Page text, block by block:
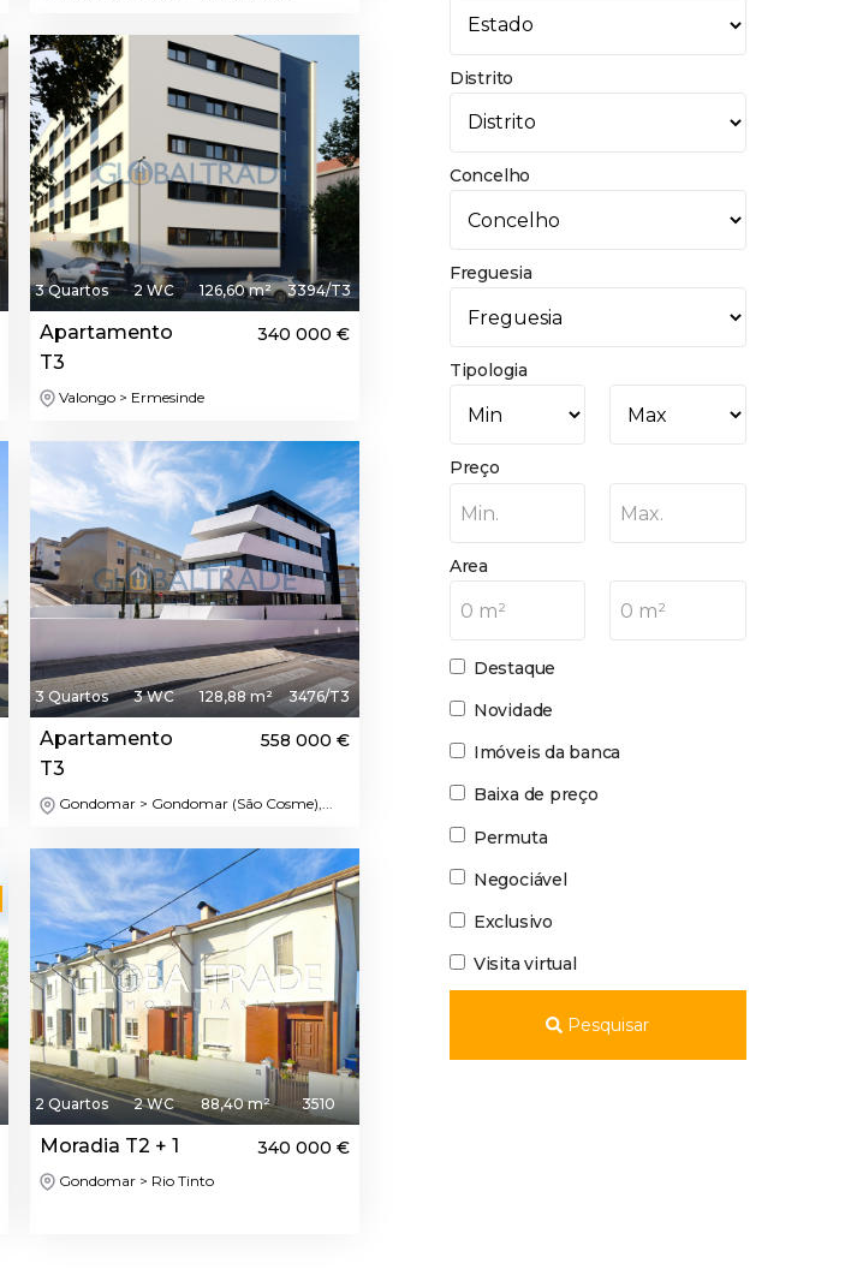
Destaque
3 Quartos 2 WC 126,60 m² 3394/T3
Apartamento
T3
340 000 €
Valongo > Ermesinde
3 Quartos 3 WC 128,88 m² 3476/T3
Apartamento
T3
558 000 €
Gondomar > Gondomar (São Cosme),...
Destaque
2 Quartos 2 WC 88,40 m² 3510
Moradia T2 + 1 340 000 €
Gondomar > Rio Tinto
Distrito
Concelho
Freguesia
Tipologia
Preço
Min. Max.
Area
0 m² 0 m²
Destaque
Novidade
Imóveis da banca
Baixa de preço
Permuta
Negociável
Exclusivo
Visita virtual
Pesquisar